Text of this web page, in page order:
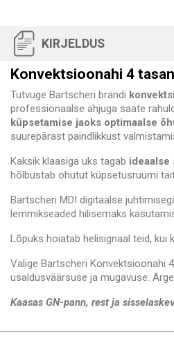
KIRJELDUS
Konvektsioonahi 4
Tutvuge Bartscheri brändi
professionaalse ahjuga saate
küpsetamise jaoks optimaalse
suurepärast paindlikkust
Kaksik klaasiga uks tagab ideaalse
hõlbustab ohutut küpsetusruumi
Bartscheri MDI digitaalse
lemmikseaded hilisemaks
Lõpuks hoiatab helisignaal teid,
Valige Bartscheri Konvektsioonahi
usaldusväärsuse ja mugavuse.
Kaasas GN-pann, rest ja